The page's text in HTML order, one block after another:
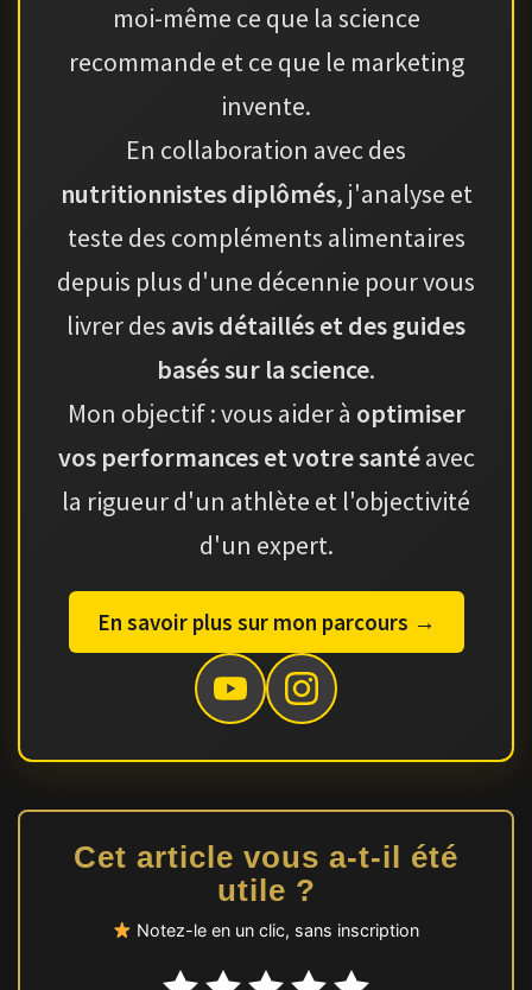
moi-même ce que la science
recommande et ce que le marketing
invente.
En collaboration avec des
nutritionnistes diplômés, j'analyse et
teste des compléments alimentaires
depuis plus d'une décennie pour vous
livrer des avis détaillés et des guides
basés sur la science.
Mon objectif : vous aider à optimiser
vos performances et votre santéavec
la rigueur d'un athlète et l'objectivité
d'un expert.
En savoir plus sur mon parcours →
Cet article vous a-t-il été
utile ?
Notez-le en un clic, sans inscription